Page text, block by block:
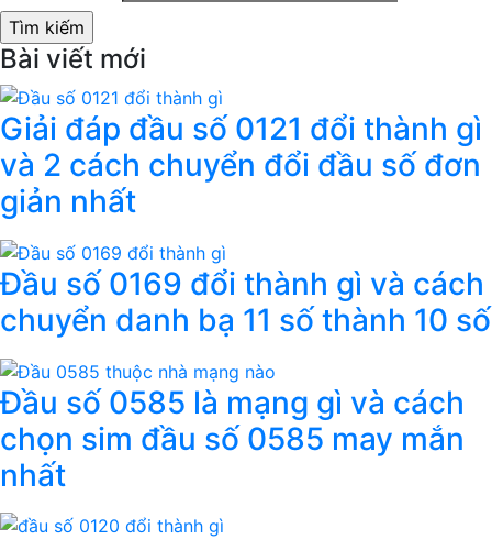
Bài viết mới
Giải đáp đầu số 0121 đổi thành gì
và 2 cách chuyển đổi đầu số đơn
giản nhất
Đầu số 0169 đổi thành gì và cách
chuyển danh bạ 11 số thành 10 số
Đầu số 0585 là mạng gì và cách
chọn sim đầu số 0585 may mắn
nhất